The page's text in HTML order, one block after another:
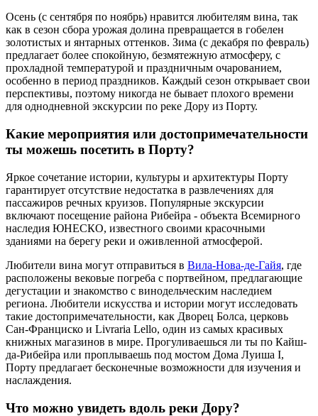
Осень (с сентября по ноябрь) нравится любителям вина, так
как в сезон сбора урожая долина превращается в гобелен
золотистых и янтарных оттенков. Зима (с декабря по февраль)
предлагает более спокойную, безмятежную атмосферу, с
прохладной температурой и праздничным очарованием,
особенно в период праздников. Каждый сезон открывает свои
перспективы, поэтому никогда не бывает плохого времени
для однодневной экскурсии по реке Дору из Порту.
Какие мероприятия или достопримечательности
ты можешь посетить в Порту?
Яркое сочетание истории, культуры и архитектуры Порту
гарантирует отсутствие недостатка в развлечениях для
пассажиров речных круизов. Популярные экскурсии
включают посещение района Рибейра - объекта Всемирного
наследия ЮНЕСКО, известного своими красочными
зданиями на берегу реки и оживленной атмосферой.
Любители вина могут отправиться в Вила-Нова-де-Гайя, где
расположены вековые погреба с портвейном, предлагающие
дегустации и знакомство с винодельческим наследием
региона. Любители искусства и истории могут исследовать
такие достопримечательности, как Дворец Болса, церковь
Сан-Франциско и Livraria Lello, один из самых красивых
книжных магазинов в мире. Прогуливаешься ли ты по Кайш-
да-Рибейра или проплываешь под мостом Дома Луиша I,
Порту предлагает бесконечные возможности для изучения и
наслаждения.
Что можно увидеть вдоль реки Дору?